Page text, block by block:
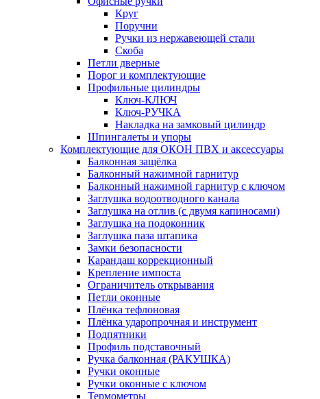
Круг
Поручни
Ручки из нержавеющей стали
Скоба
Петли дверные
Порог и комплектующие
Профильные цилиндры
Ключ-КЛЮЧ
Ключ-РУЧКА
Накладка на замковый цилиндр
Шпингалеты и упоры
Комплектующие для ОКОН ПВХ и аксессуары
Балконная защёлка
Балконный нажимной гарнитур
Балконный нажимной гарнитур с ключом
Заглушка водоотводного канала
Заглушка на отлив (с двумя капиносами)
Заглушка на подоконник
Заглушка паза штапика
Замки безопасности
Карандаш коррекционный
Крепление импоста
Ограничитель открывания
Петли оконные
Плёнка тефлоновая
Плёнка ударопрочная и инструмент
Подпятники
Профиль подставочный
Ручка балконная (РАКУШКА)
Ручки оконные
Ручки оконные с ключом
Термометры